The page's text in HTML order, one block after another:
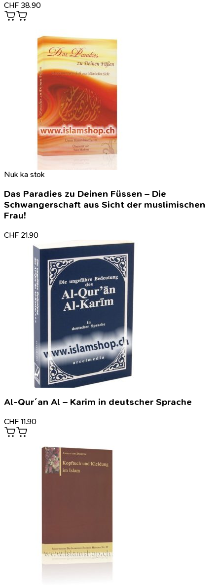
CHF 38.90
Nuk ka stok
Das Paradies zu Deinen Füssen – Die
Schwangerschaft aus Sicht der muslimischen
Frau!
CHF 21.90
Al-Qur´an Al – Karim in deutscher Sprache
CHF 11.90